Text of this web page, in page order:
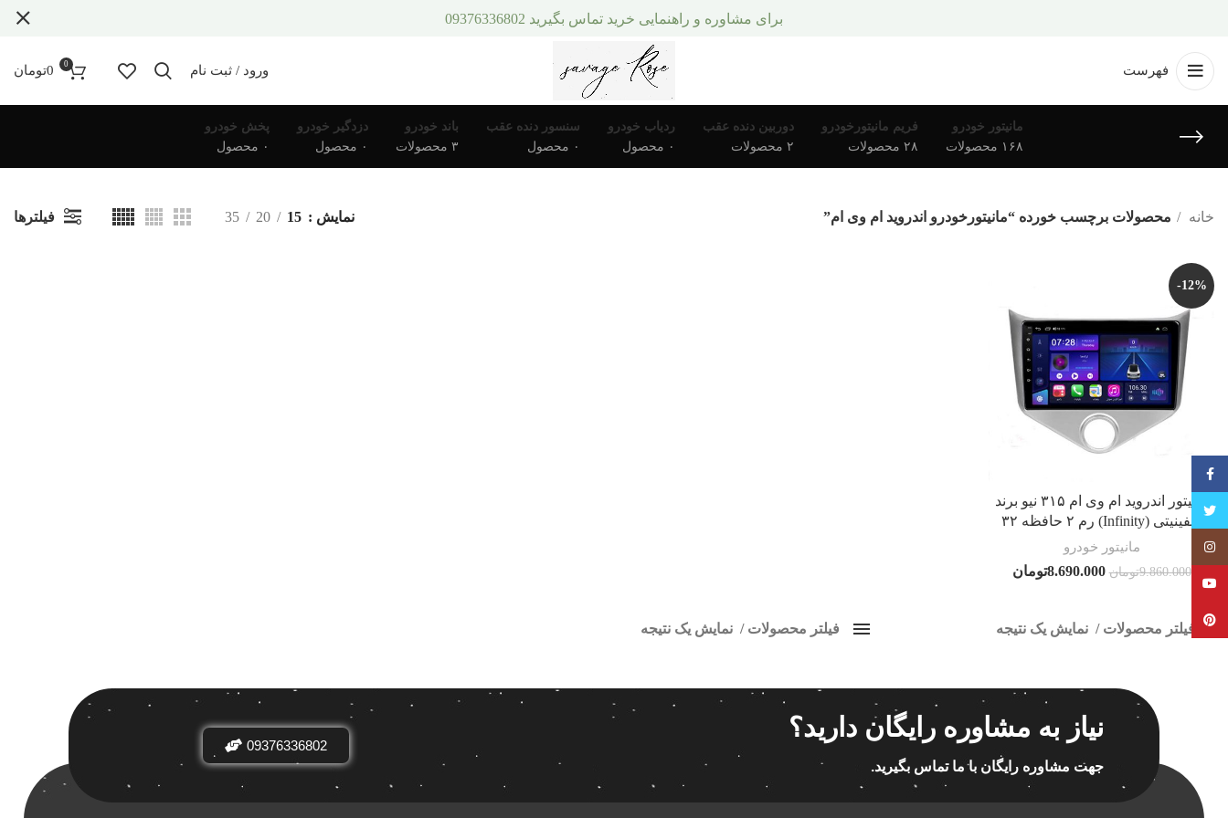
فهرست ورود / ثبت نام 0
0تومان
مانیتور خودرو
۱۶۸ محصولات
فریم مانیتورخودرو
۲۸ محصولات
دوربین دنده عقب
۲ محصولات
ردیاب خودرو
۰ محصول
سنسور دنده عقب
۰ محصول
باند خودرو
۳ محصولات
دزدگیر خودرو
۰ محصول
پخش خودرو
۰ محصول
خانه محصولات برچسب خورده “مانیتورخودرو اندروید ام وی ام” نمایش 15
20
35 فیلترها
-12%
مانیتور اندروید ام وی ام ۳۱۵ نیو برند
اینفینیتی (Infinity) رم ۲ حافظه ۳۲
مانیتور خودرو
9.860.000تومان 8.690.000تومان
فیلتر محصولات
نمایش یک نتیجه
فقط نمایش محصولات فروش فقط موجود در انبار
فیلتر محصولات نمایش یک نتیجه
قیمت گذاری مرتب سازی بر اساس
محبوبیت
نیاز به مشاوره رایگان دارید؟
جهت مشاوره رایگان با ما تماس بگیرید.
09376336802
برای مشاوره و راهنمایی خرید تماس بگیرید 09376336802
تویتر
Instagram
Pinterest